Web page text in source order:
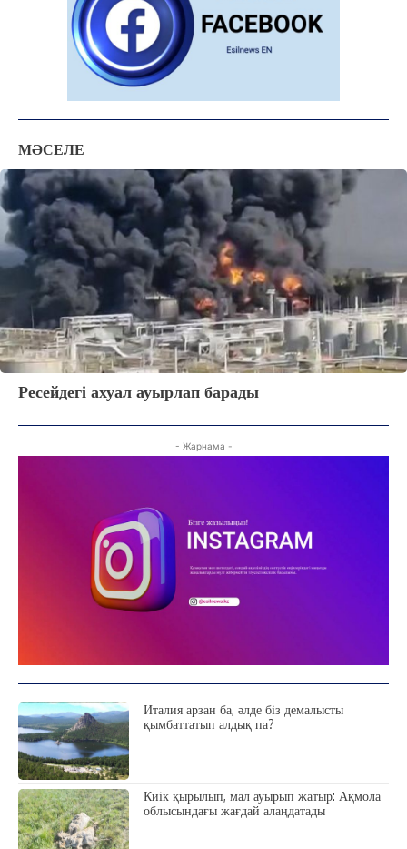
КӨЗҚАРАС
ЗЕРТТЕУ
АРНАЙЫ ЖОБА
ӘЛЕУМЕТ
ҚҰҚЫҚ
ШЕЖІРЕ
ТЫЛСЫМ
ФОТО ДӘЙЕК
14.3 Kokshetau
Жоба туралы Байланыс Жарнама
МӘСЕЛЕ
Ресейдегі ахуал ауырлап барады
- Жарнама -
Италия арзан ба, әлде біз демалысты
қымбаттатып алдық па?
Киік қырылып, мал ауырып жатыр: Ақмола
облысындағы жағдай алаңдатады